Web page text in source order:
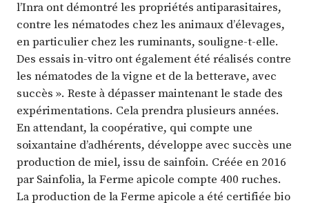
l’Inra ont démontré les propriétés antiparasitaires,
contre les nématodes chez les animaux d’élevages,
en particulier chez les ruminants, souligne-t-elle.
Des essais in-vitro ont également été réalisés contre
les nématodes de la vigne et de la betterave, avec
succès ». Reste à dépasser maintenant le stade des
expérimentations. Cela prendra plusieurs années.
En attendant, la coopérative, qui compte une
soixantaine d’adhérents, développe avec succès une
production de miel, issu de sainfoin. Créée en 2016
par Sainfolia, la Ferme apicole compte 400 ruches.
La production de la Ferme apicole a été certifiée bio